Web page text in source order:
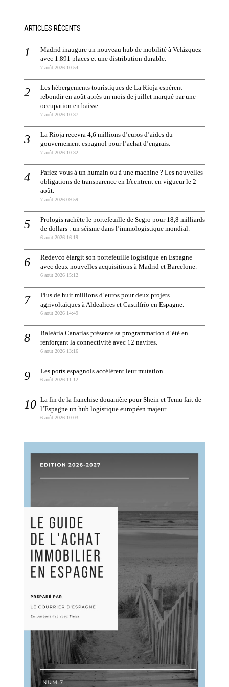
ARTICLES RÉCENTS
Madrid inaugure un nouveau hub de mobilité à Velázquez
avec 1.891 places et une distribution durable.
7 août 2026 10:54
Les hébergements touristiques de La Rioja espèrent
rebondir en août après un mois de juillet marqué par une
occupation en baisse.
7 août 2026 10:37
La Rioja recevra 4,6 millions d’euros d’aides du
gouvernement espagnol pour l’achat d’engrais.
7 août 2026 10:32
Parlez-vous à un humain ou à une machine ? Les nouvelles
obligations de transparence en IA entrent en vigueur le 2
août.
7 août 2026 09:59
Prologis rachète le portefeuille de Segro pour 18,8 milliards
de dollars : un séisme dans l’immologistique mondial.
6 août 2026 16:19
Redevco élargit son portefeuille logistique en Espagne
avec deux nouvelles acquisitions à Madrid et Barcelone.
6 août 2026 15:12
Plus de huit millions d’euros pour deux projets
agrivoltaïques à Aldealices et Castilfrío en Espagne.
6 août 2026 14:49
Baleària Canarias présente sa programmation d’été en
renforçant la connectivité avec 12 navires.
6 août 2026 13:16
Les ports espagnols accélèrent leur mutation.
6 août 2026 11:12
La fin de la franchise douanière pour Shein et Temu fait de
l’Espagne un hub logistique européen majeur.
6 août 2026 10:03